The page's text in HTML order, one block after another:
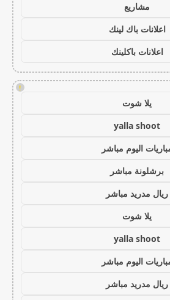
مشاريع
اعلانات باك لينك
اعلانات باكلينك
!
يلا شوت
yalla shoot
اليوم مباشر
برشلونة مباشر
ريال مدريد مباشر
يلا شوت
yalla shoot
اليوم مباشر
ريال مدريد مباشر